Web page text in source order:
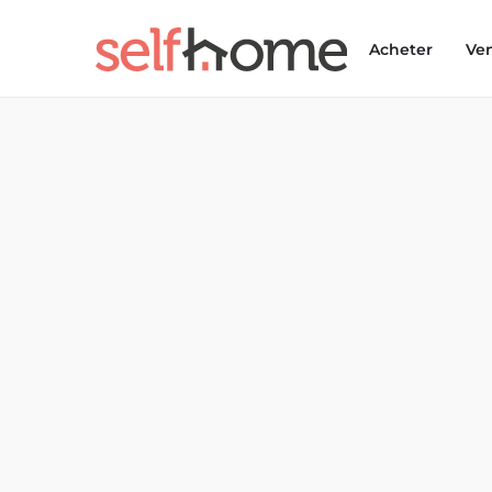
Acheter